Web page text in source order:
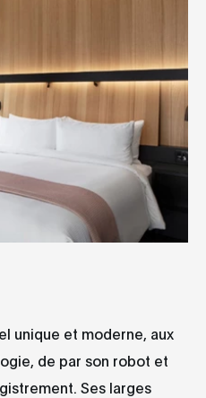
unique et moderne, aux
de par son robot et
Ses larges